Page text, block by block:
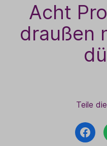
Acht
draußen
Teile